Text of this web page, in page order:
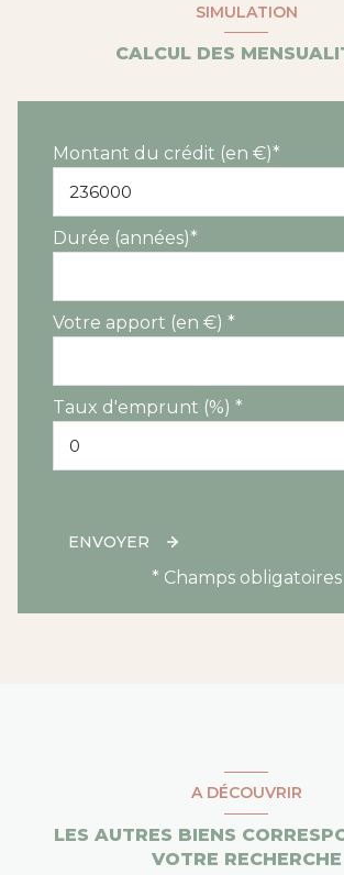
SIMULATION
CALCUL DES
Montant du crédit (en €)*
Durée (années)*
Votre apport (en €) *
Taux d'emprunt (%) *
ENVOYER
* Champs obligatoires
A DÉCOUVRIR
LES AUTRES BIENS
VOTRE RECHERCHE